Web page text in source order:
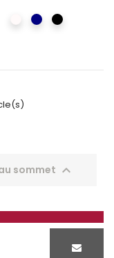
blanc
neige
Bleu
marine
Noir
sommet 